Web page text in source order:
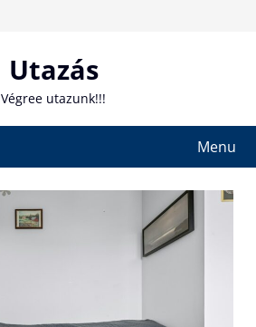
Utazás
Végree utazunk!!!
Menu